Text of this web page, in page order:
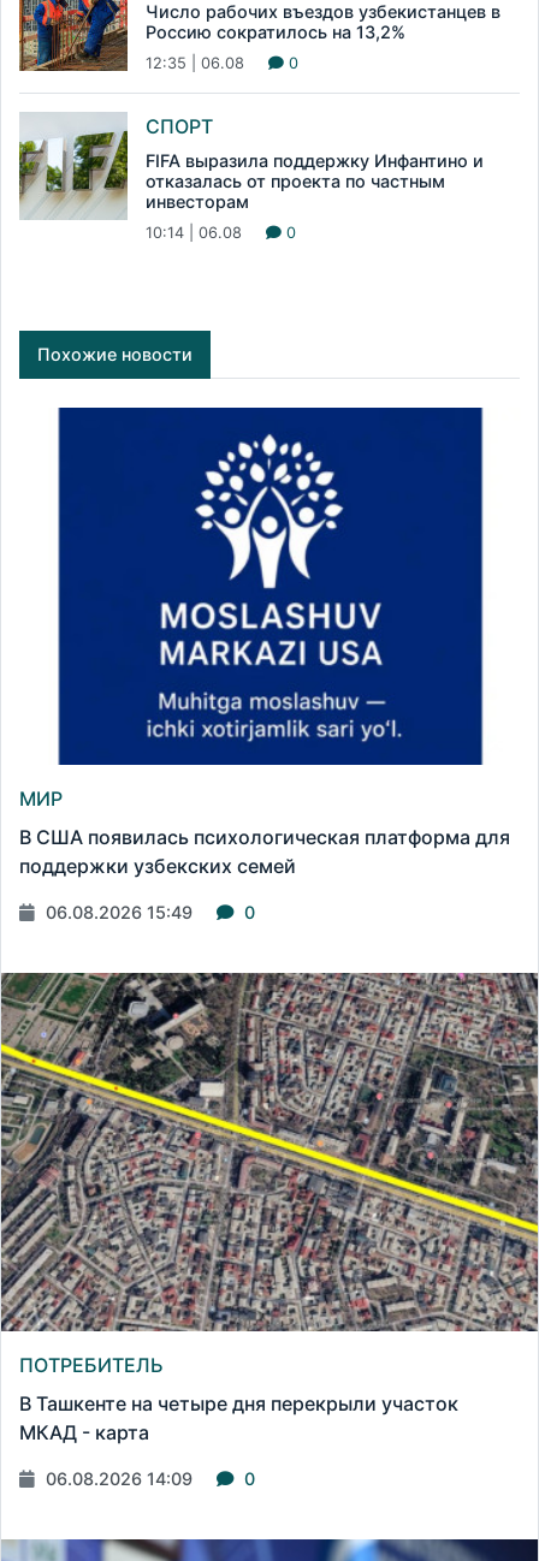
Число рабочих въездов узбекистанцев в
Россию сократилось на 13,2%
12:35 | 06.08 0
СПОРТ
FIFA выразила поддержку Инфантино и
отказалась от проекта по частным
инвесторам
10:14 | 06.08 0
Похожие новости
МИР
В США появилась психологическая платформа для
поддержки узбекских семей
06.08.2026 15:49 0
ПОТРЕБИТЕЛЬ
В Ташкенте на четыре дня перекрыли участок
МКАД - карта
06.08.2026 14:09 0